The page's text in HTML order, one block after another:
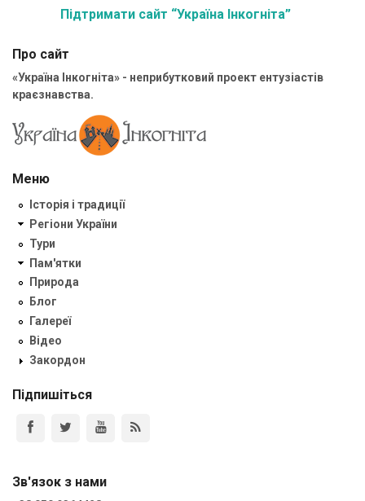
Підтримати сайт “Україна Інкогніта”
Про сайт
«Україна Інкогніта» - неприбутковий проект ентузіастів
краєзнавства.
Меню
Історія і традиції
Регіони України
Тури
Пам'ятки
Природа
Блог
Галереї
Відео
Закордон
Підпишіться
Зв'язок з нами